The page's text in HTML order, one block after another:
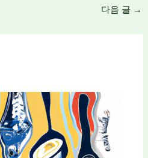
다음 글 →